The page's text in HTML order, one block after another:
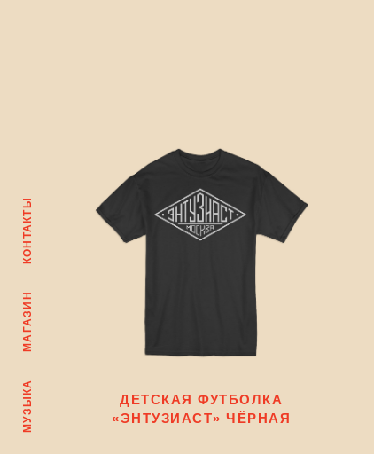
МУЗЫКА
МАГАЗИН
КОНТАКТЫ
ДЕТСКАЯ ФУТБОЛКА
«ЭНТУЗИАСТ» ЧЁРНАЯ